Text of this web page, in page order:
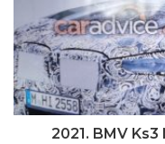
2021. BMV